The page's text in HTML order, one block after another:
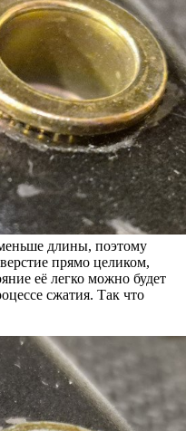
длины, поэтому
прямо целиком,
её легко можно будет
сжатия. Так что